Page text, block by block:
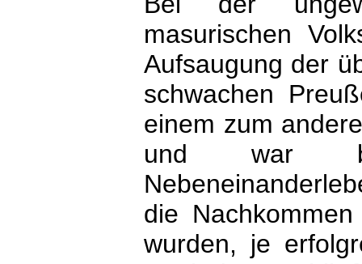
masurischen
Aufsaugung der
schwachen
einem zum
und war
die
wurden, je